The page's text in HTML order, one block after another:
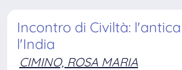
Incontro di Civiltà:
l'India
CIMINO, ROSA MARIA